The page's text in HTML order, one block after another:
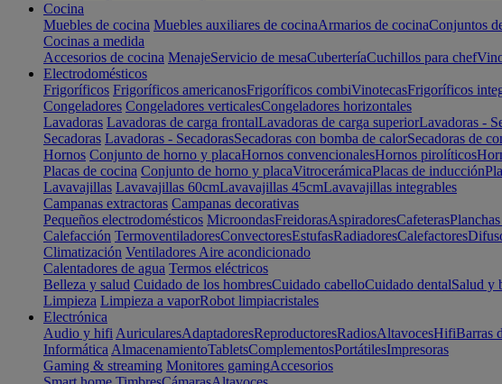
Cocina
Muebles de cocina Muebles auxiliares de cocinaArmarios de cocinaConjuntos
Cocinas a medida
Accesorios de cocina MenajeServicio de mesaCuberteríaCuchillos para chef
Electrodomésticos
Frigoríficos Frigoríficos americanosFrigoríficos combiVinotecasFrigoríficos
Congeladores Congeladores verticalesCongeladores horizontales
Lavadoras Lavadoras de carga frontalLavadoras de carga superiorLavadoras -
Secadoras Lavadoras - SecadorasSecadoras con bomba de calorSecadoras de
Hornos Conjunto de horno y placaHornos convencionalesHornos pirolíticos
Placas de cocina Conjunto de horno y placaVitrocerámicaPlacas de inducción
Lavavajillas Lavavajillas 60cmLavavajillas 45cmLavavajillas integrables
Campanas extractoras Campanas decorativas
Pequeños electrodomésticos MicroondasFreidorasAspiradoresCafeteras
Calefacción TermoventiladoresConvectoresEstufasRadiadoresCalefactores
Climatización Ventiladores Aire acondicionado
Calentadores de agua Termos eléctricos
Belleza y salud Cuidado de los hombresCuidado cabelloCuidado dentalSalud y
Limpieza Limpieza a vaporRobot limpiacristales
Electrónica
Audio y hifi AuricularesAdaptadoresReproductoresRadiosAltavocesHifiBarras
Informática AlmacenamientoTabletsComplementosPortátilesImpresoras
Gaming & streaming Monitores gamingAccesorios